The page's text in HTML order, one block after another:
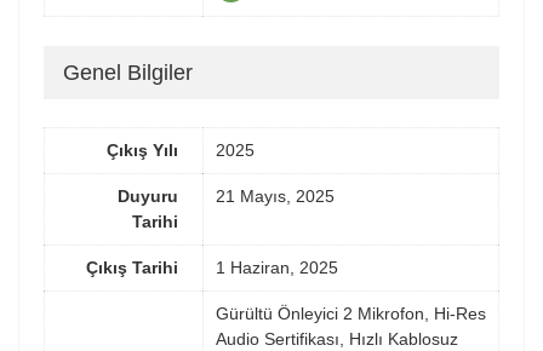
Genel Bilgiler
Çıkış Yılı 2025
Duyuru
Tarihi
21 Mayıs, 2025
Çıkış Tarihi 1 Haziran, 2025
Gürültü Önleyici 2 Mikrofon, Hi-Res
Audio Sertifikası, Hızlı Kablosuz